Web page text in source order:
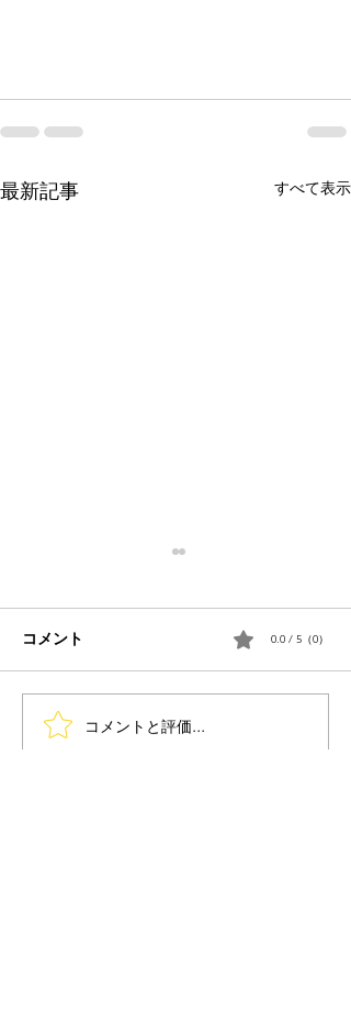
最新記事 すべて表示
リビング照明がフロアラ
コメント 0.0 / 5（0）
コメントと評価...